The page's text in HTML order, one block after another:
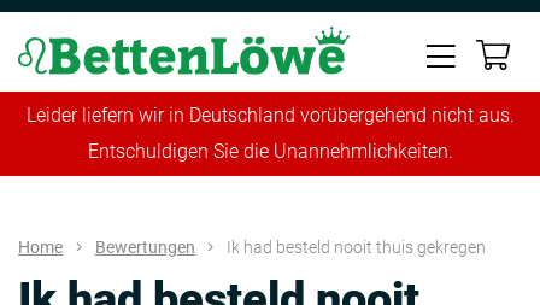
Leider liefern wir in Deutschland vorübergehend nicht aus.
Entschuldigen Sie die Unannehmlichkeiten.
Home Bewertungen Ik had besteld nooit thuis gekregen